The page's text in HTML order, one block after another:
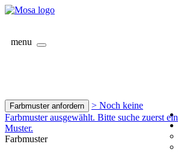
menu
Farbmuster anfordern
> Noch keine
Farbmuster ausgewählt. Bitte suche zuerst ein
Muster.
Farbmuster